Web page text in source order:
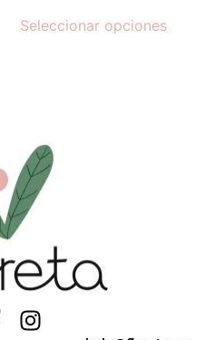
Seleccionar opciones